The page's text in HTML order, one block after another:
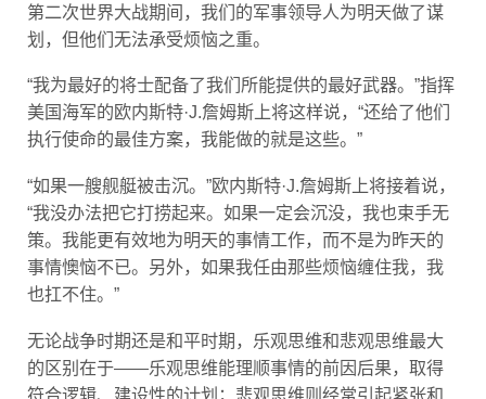
划，但他们无法承受烦恼之重。
“我为最好的将士配备了我们所能提供的最好武器。”指挥
美国海军的欧内斯特·J.詹姆斯上将这样说，“还给了他们
执行使命的最佳方案，我能做的就是这些。”
“如果一艘舰艇被击沉。”欧内斯特·J.詹姆斯上将接着说，
“我没办法把它打捞起来。如果一定会沉没，我也束手无
策。我能更有效地为明天的事情工作，而不是为昨天的
事情懊恼不已。另外，如果我任由那些烦恼缠住我，我
也扛不住。”
无论战争时期还是和平时期，乐观思维和悲观思维最大
的区别在于——乐观思维能理顺事情的前因后果，取得
符合逻辑、建设性的计划；悲观思维则经常引起紧张和